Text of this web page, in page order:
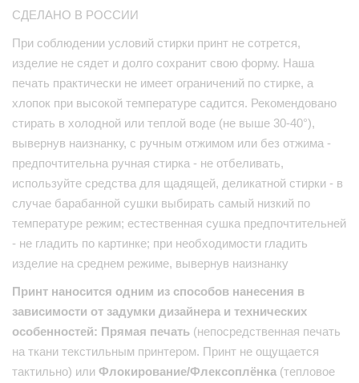
СДЕЛАНО В РОССИИ
При соблюдении условий стирки принт не сотрется,
изделие не сядет и долго сохранит свою форму. Наша
печать практически не имеет ограничений по стирке, а
хлопок при высокой температуре садится. Рекомендовано
стирать в холодной или теплой воде (не выше 30-40°),
вывернув наизнанку, с ручным отжимом или без отжима -
предпочтительна ручная стирка - не отбеливать,
используйте средства для щадящей, деликатной стирки - в
случае барабанной сушки выбирать самый низкий по
температуре режим; естественная сушка предпочтительней
- не гладить по картинке; при необходимости гладить
изделие на среднем режиме, вывернув наизнанку
Принт наносится одним из способов нанесения в
зависимости от задумки дизайнера и технических
особенностей: Прямая печать (непосредственная печать
на ткани текстильным принтером. Принт не ощущается
тактильно) или Флокирование/Флексоплёнка (тепловое